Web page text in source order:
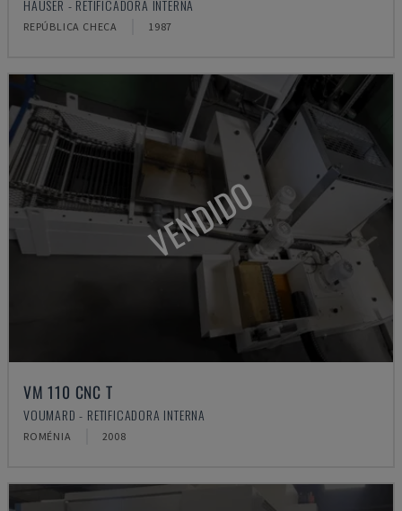
HAUSER - RETIFICADORA INTERNA
REPÚBLICA CHECA 1987
VENDIDO
VM 110 CNC T
VOUMARD - RETIFICADORA INTERNA
ROMÉNIA 2008